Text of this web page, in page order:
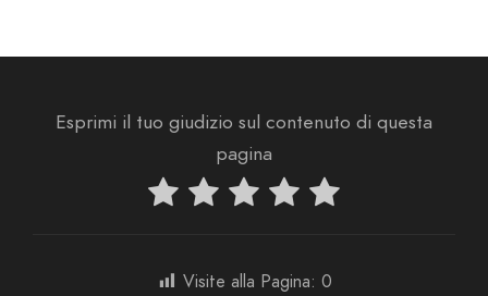
Esprimi il tuo giudizio sul contenuto di questa
pagina
Visite alla Pagina: 0